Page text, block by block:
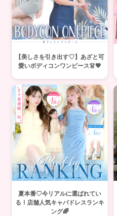
【美しさを引き出す♡】あざと可
愛いボディコンワンピース👗💖
夏本番♡今リアルに選ばれてい
る！店舗人気キャバドレスランキ
ング🌈